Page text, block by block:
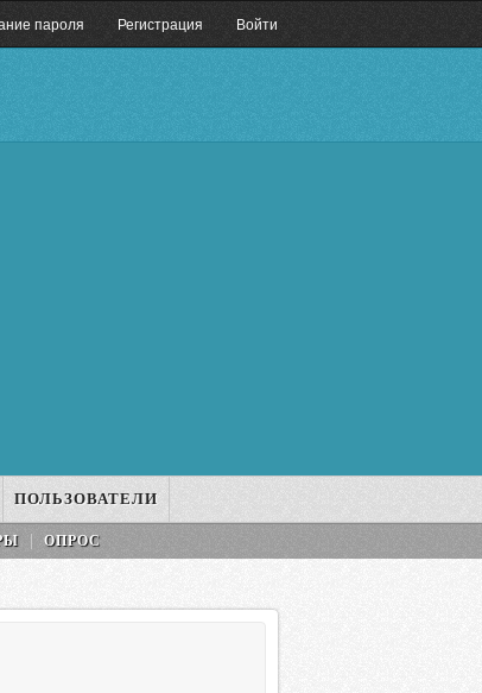
пароля Регистрация Войти
ПОЛЬЗОВАТЕЛИ
ОПРОС